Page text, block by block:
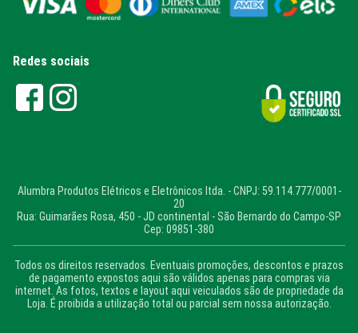
Redes sociais
Alumbra Produtos Elétricos e Eletrônicos ltda. - CNPJ: 59.114.777/0001-
20
Rua: Guimarães Rosa, 450 - JD continental - São Bernardo do Campo-SP
Cep: 09851-380
Todos os direitos reservados. Eventuais promoções, descontos e prazos
de pagamento expostos aqui são válidos apenas para compras via
internet. As fotos, textos e layout aqui veiculados são de propriedade da
Loja. É proibida a utilização total ou parcial sem nossa autorização.